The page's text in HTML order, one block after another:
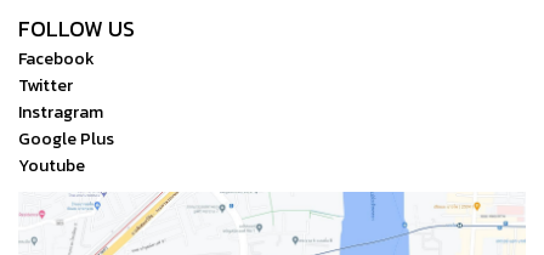
FOLLOW US
Facebook
Twitter
Instragram
Google Plus
Youtube